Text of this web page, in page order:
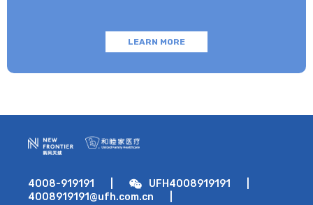
改变； 关节炎和关节疼痛； 皮疹、光敏性皮损、口腔溃疡、非瘢痕性
脱发； 心包炎、血管炎、血栓栓塞性疾病； 头痛、精神异常、癫痫；
尤单抗、泰他西普与阿伏利尤单抗等红斑狼疮生物制剂的问世就大大
的新希望 （包装图示，仅供参考）。 阿伏利尤单抗
（Anifrolumab）是一种全人源免疫球蛋白G1κ单克隆抗体，也是一种
的亚基1，抑制Ⅰ型干扰素通路激活，从而同时抑制固有免疫和适应性免
疫，进而可以改善SLE患者临床表现，降低疾病活动度，减少疾病复
授作为亚洲泌尿外科机器人学会（ARUS）科学委员会主席主持了9月
5日上午的主会场会议，并做了题为“全息影像在泌尿外科机器人手术
同行展示了近年来北京和睦家医院泌尿外科在泌尿外科疾病诊断治
疗、临床技术创新、新技术应用等方面取得的进步。 这样的学术盛会
世界范围内进一步提升。
LEARN MORE
4008-919191 UFH4008919191
4008919191@ufh.com.cn